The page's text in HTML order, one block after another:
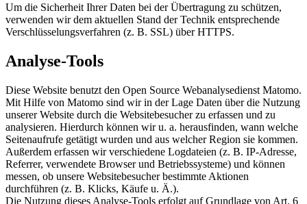
Um die Sicherheit Ihrer Daten bei der Übertragung zu schützen,
verwenden wir dem aktuellen Stand der Technik entsprechende
Verschlüsselungsverfahren (z. B. SSL) über HTTPS.
Analyse-Tools
Diese Website benutzt den Open Source Webanalysedienst Matomo.
Mit Hilfe von Matomo sind wir in der Lage Daten über die Nutzung
unserer Website durch die Websitebesucher zu erfassen und zu
analysieren. Hierdurch können wir u. a. herausfinden, wann welche
Seitenaufrufe getätigt wurden und aus welcher Region sie kommen.
Außerdem erfassen wir verschiedene Logdateien (z. B. IP-Adresse,
Referrer, verwendete Browser und Betriebssysteme) und können
messen, ob unsere Websitebesucher bestimmte Aktionen
durchführen (z. B. Klicks, Käufe u. Ä.).
Die Nutzung dieses Analyse-Tools erfolgt auf Grundlage von Art. 6